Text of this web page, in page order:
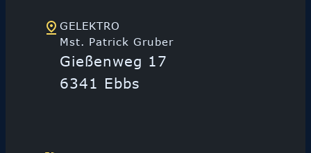
GELEKTRO
Mst. Patrick Gruber
Gießenweg 17
6341 Ebbs